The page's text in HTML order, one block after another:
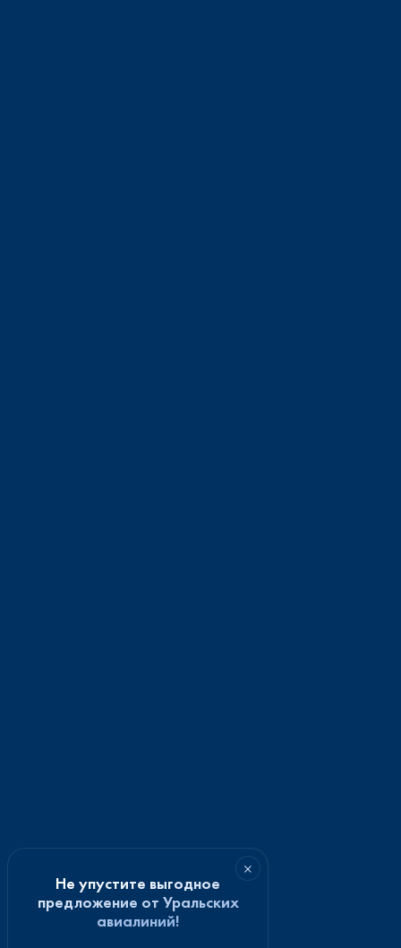
×
Не упустите выгодное
предложение от Уральских
авиалиний!